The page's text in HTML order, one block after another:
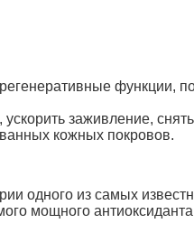
функции,
заживление,
кожных покровов.
одного из самых
мощного